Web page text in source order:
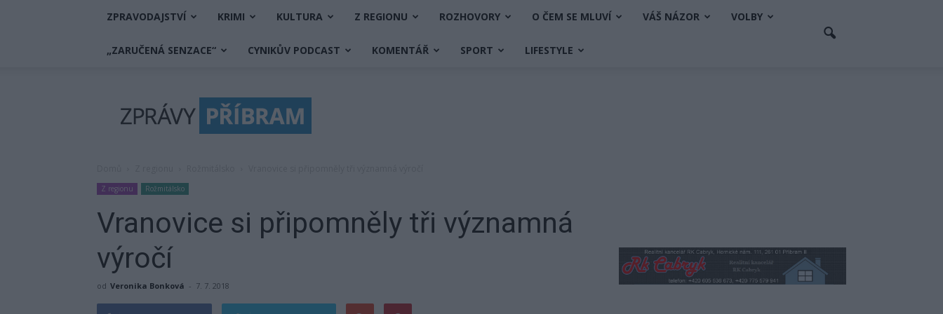
ZPRAVODAJSTVÍ KRIMI KULTURA Z REGIONU ROZHOVORY O ČEM SE MLUVÍ VÁŠ NÁZOR VOLBY
„ZARUČENÁ SENZACE“ CYNIKŮV PODCAST KOMENTÁŘ SPORT LIFESTYLE
Příbram
Z regionu Rožmitálsko
Vranovice si připomněly tři významná
výročí
od Veronika Bonková - 7. 7. 2018